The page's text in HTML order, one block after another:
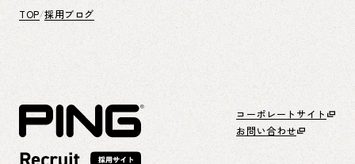
TOP 採用ブログ
コーポレートサイト
お問い合わせ